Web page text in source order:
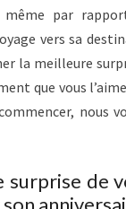
par
vers sa
la meilleure
que vous
nous
surprise de